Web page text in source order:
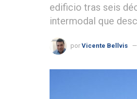
edificio tras seis
intermodal que
por Vicente Bellvis